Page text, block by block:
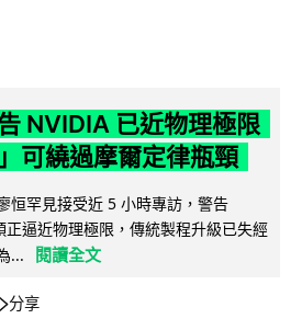
NVIDIA 已近物理極限
可繞過摩爾定律瓶頸
恒罕見接受近 5 小時專訪，警告
逼近物理極限，傳統製程升級已失經
...
閱讀全文
分享